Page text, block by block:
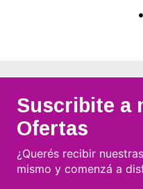
Suscribite a
Ofertas
¿Querés recibir
mismo y comenzá a